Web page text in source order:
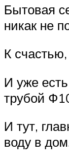
Бытовая
никак не
К
И уже
трубой
И тут,
воду в